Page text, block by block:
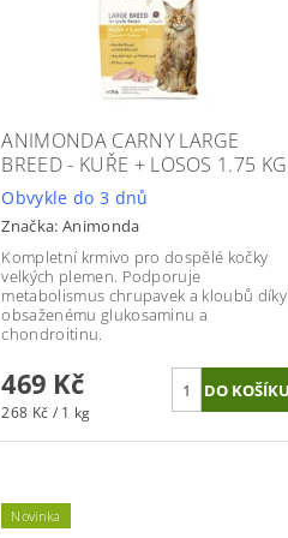
ANIMONDA CARNY LARGE
BREED - KUŘE + LOSOS 1.75 KG
Obvykle do 3 dnů
Značka: Animonda
Kompletní krmivo pro dospělé kočky
velkých plemen. Podporuje
metabolismus chrupavek a kloubů díky
obsaženému glukosaminu a
chondroitinu.
469 Kč
268 Kč / 1 kg
Novinka